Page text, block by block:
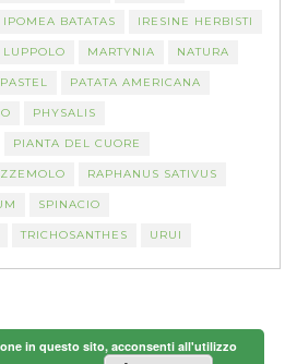
IPOMEA BATATAS IRESINE HERBISTI
LUPPOLO MARTYNIA NATURA
PASTEL PATATA AMERICANA
PHYSALIS
PIANTA DEL CUORE
RAPHANUS SATIVUS
SPINACIO
TRICHOSANTHES URUI
in questo sito, acconsenti all'utilizzo